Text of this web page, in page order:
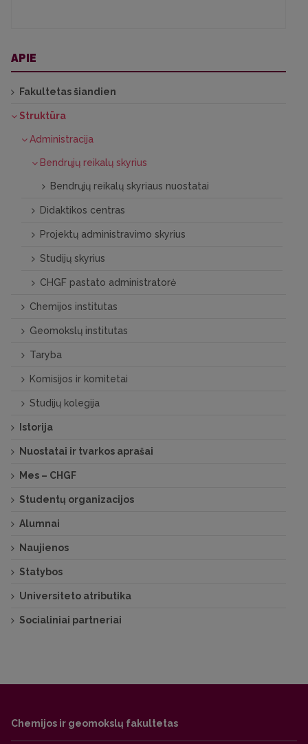
APIE
Fakultetas šiandien
Struktūra
Administracija
Bendrųjų reikalų skyrius
Bendrųjų reikalų skyriaus nuostatai
Didaktikos centras
Projektų administravimo skyrius
Studijų skyrius
CHGF pastato administratorė
Chemijos institutas
Geomokslų institutas
Taryba
Komisijos ir komitetai
Studijų kolegija
Istorija
Nuostatai ir tvarkos aprašai
Mes – CHGF
Studentų organizacijos
Alumnai
Naujienos
Statybos
Universiteto atributika
Socialiniai partneriai
Chemijos ir geomokslų fakultetas